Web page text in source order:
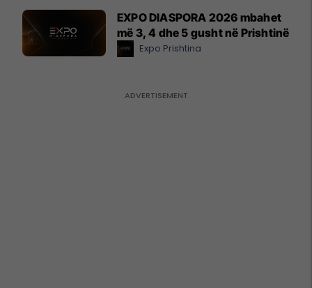
EXPO DIASPORA 2026 mbahet
më 3, 4 dhe 5 gusht në Prishtinë
Expo Prishtina